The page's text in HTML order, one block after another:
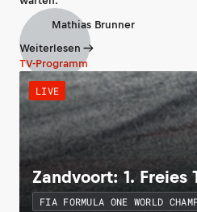
Mathias Brunner
Weiterlesen
TV-Programm
LIVE
Zandvoort: 1. Freies
FIA FORMULA ONE WORLD